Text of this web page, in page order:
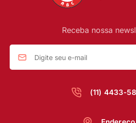
(11) 4433-
Receba nossa